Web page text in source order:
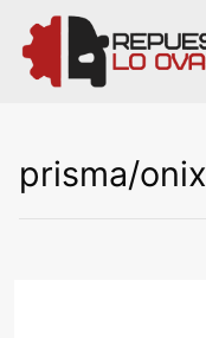
contenido
prisma/onix